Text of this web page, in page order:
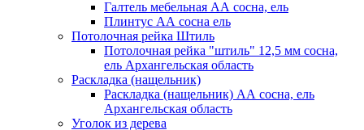
Галтель мебельная АА сосна, ель
Плинтус АА сосна ель
Потолочная рейка Штиль
Потолочная рейка "штиль" 12,5 мм сосна,
ель Архангельская область
Раскладка (нащельник)
Раскладка (нащельник) АА сосна, ель
Архангельская область
Уголок из дерева